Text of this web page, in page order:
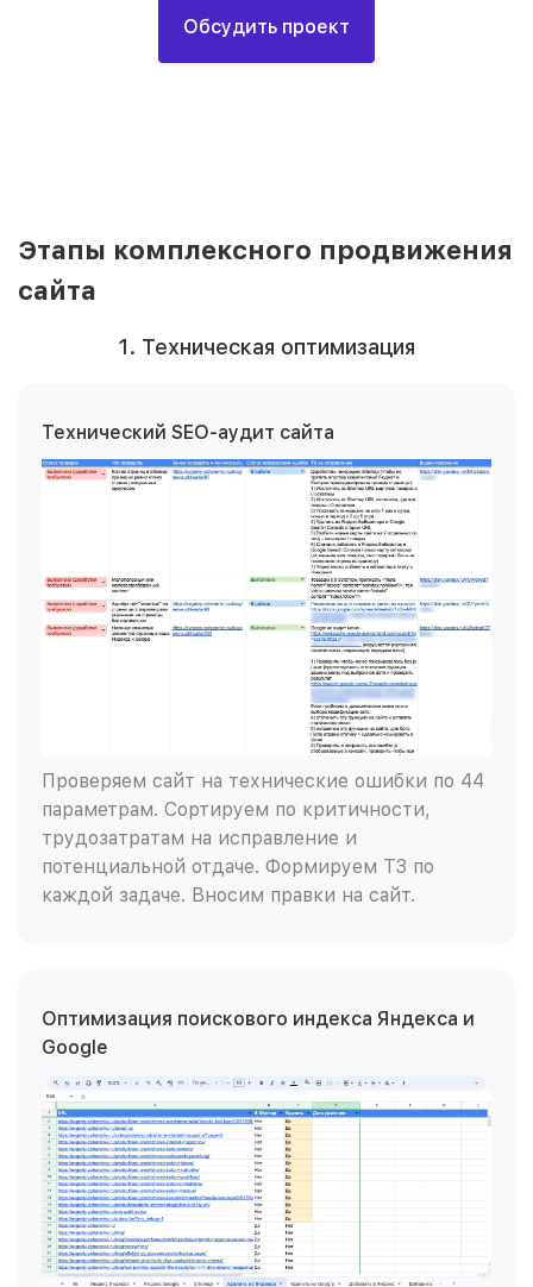
Обсудить проект
Этапы комплексного продвижения
сайта
1. Техническая оптимизация
Технический SEO-аудит сайта
Проверяем сайт на технические ошибки по 44
параметрам. Сортируем по критичности,
трудозатратам на исправление и
потенциальной отдаче. Формируем ТЗ по
каждой задаче. Вносим правки на сайт.
Оптимизация поискового индекса Яндекса и
Google